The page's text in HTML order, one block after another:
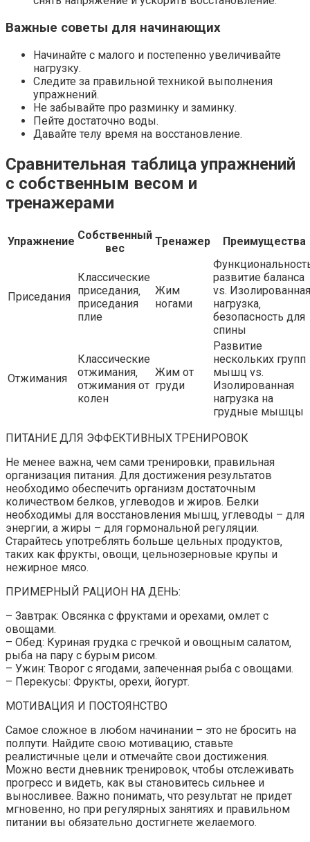
Важные советы для начинающих
Начинайте с малого и постепенно увеличивайте
нагрузку.
Следите за правильной техникой выполнения
упражнений.
Не забывайте про разминку и заминку.
Пейте достаточно воды.
Давайте телу время на восстановление.
Сравнительная таблица упражнений
с собственным весом и
тренажерами
Упражнение Собственный
вес
Тренажер Преимущества
Приседания
Классические
приседания‚
приседания
плие
Жим
ногами
развитие баланса
vs. Изолированная
нагрузка‚
безопасность для
спины
Отжимания
Классические
отжимания‚
отжимания от
колен
Жим от
груди
Развитие
нескольких групп
мышц vs.
Изолированная
нагрузка на
грудные мышцы
ПИТАНИЕ ДЛЯ ЭФФЕКТИВНЫХ ТРЕНИРОВОК
Не менее важна‚ чем сами тренировки‚ правильная
организация питания. Для достижения результатов
необходимо обеспечить организм достаточным
количеством белков‚ углеводов и жиров. Белки
необходимы для восстановления мышц‚ углеводы – для
энергии‚ а жиры – для гормональной регуляции.
Старайтесь употреблять больше цельных продуктов‚
таких как фрукты‚ овощи‚ цельнозерновые крупы и
нежирное мясо.
ПРИМЕРНЫЙ РАЦИОН НА ДЕНЬ:
– Завтрак: Овсянка с фруктами и орехами‚ омлет с
овощами.
– Обед: Куриная грудка с гречкой и овощным салатом‚
рыба на пару с бурым рисом.
– Ужин: Творог с ягодами‚ запеченная рыба с овощами.
– Перекусы: Фрукты‚ орехи‚ йогурт.
МОТИВАЦИЯ И ПОСТОЯНСТВО
Самое сложное в любом начинании – это не бросить на
полпути. Найдите свою мотивацию‚ ставьте
реалистичные цели и отмечайте свои достижения.
Можно вести дневник тренировок‚ чтобы отслеживать
прогресс и видеть‚ как вы становитесь сильнее и
выносливее. Важно понимать‚ что результат не придет
мгновенно‚ но при регулярных занятиях и правильном
питании вы обязательно достигнете желаемого.